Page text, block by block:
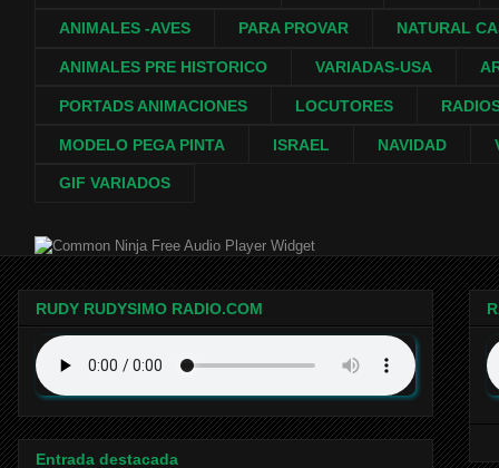
ANIMALES -AVES PARA PROVAR NATURAL
ANIMALES PRE HISTORICO VARIADAS-USA
PORTADS ANIMACIONES LOCUTORES
MODELO PEGA PINTA ISRAEL NAVIDAD
GIF VARIADOS
Free Audio Player Widget
RUDY RUDYSIMO RADIO.COM
Entrada destacada